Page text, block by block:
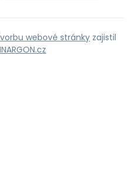
webové stránky zajistil